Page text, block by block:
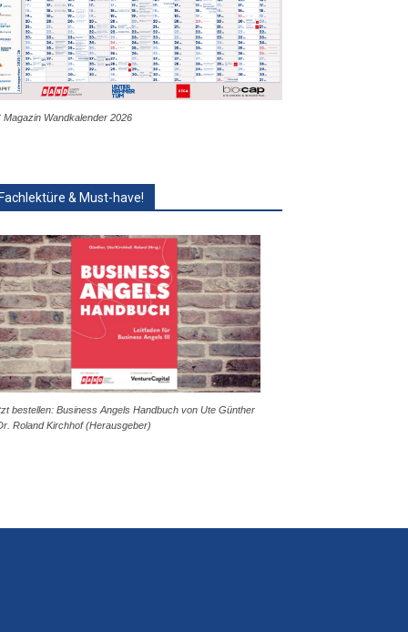
Magazin Wandkalender 2026
& Must-have!
bestellen: Business Angels Handbuch von Ute Günther
Roland Kirchhof (Herausgeber)